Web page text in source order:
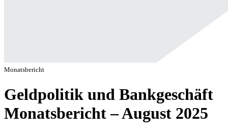
Monatsbericht
Geldpolitik und Bankgeschäft
Monatsbericht – August 2025